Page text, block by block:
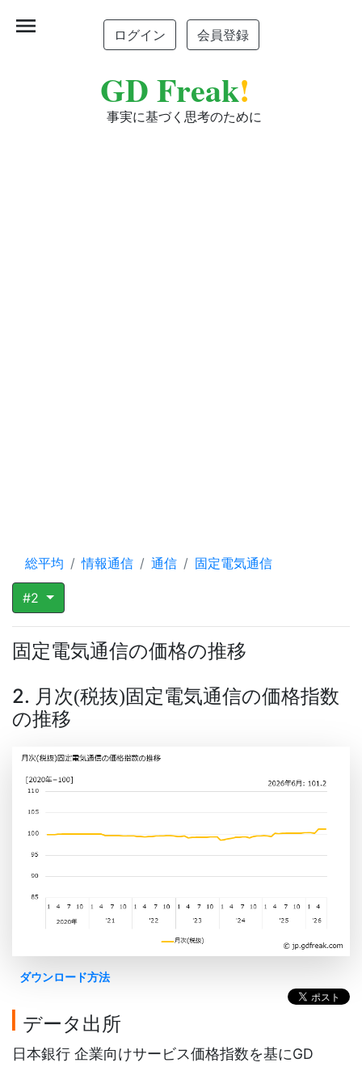
ログイン 会員登録
GD Freak!
事実に基づく思考のために
menu
総平均 情報通信 通信 固定電気通信
#2
固定電気通信の価格の推移
2. 月次(税抜)固定電気通信の価格指数
の推移
ダウンロード方法
データ出所
日本銀行 企業向けサービス価格指数を基にGD